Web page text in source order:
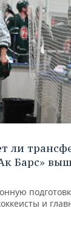
ли
Барс»
и